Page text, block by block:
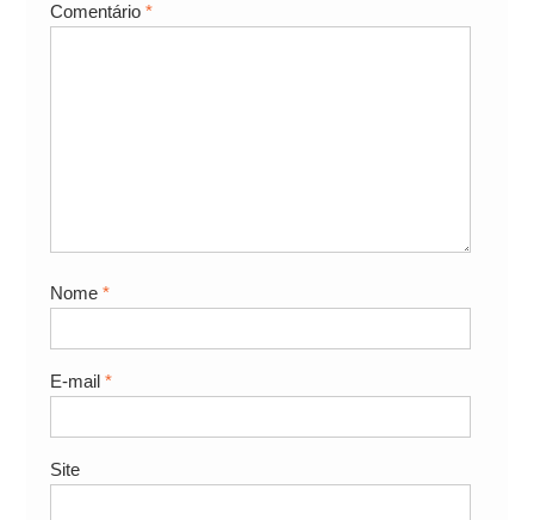
Comentário *
Nome *
E-mail *
Site